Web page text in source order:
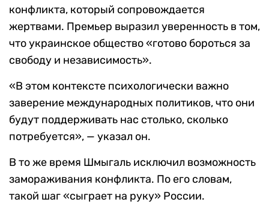
конфликта, который сопровождается
жертвами. Премьер выразил уверенность в том,
что украинское общество «готово бороться за
свободу и независимость».
«В этом контексте психологически важно
заверение международных политиков, что они
будут поддерживать нас столько, сколько
потребуется», — указал он.
В то же время Шмыгаль исключил возможность
замораживания конфликта. По его словам,
такой шаг «сыграет на руку» России.